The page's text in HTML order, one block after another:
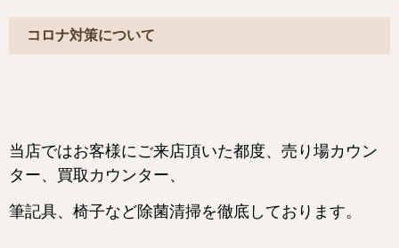
コロナ対策について
当店ではお客様にご来店頂いた都度、売り場カウン
ター、買取カウンター、
筆記具、椅子など除菌清掃を徹底しております。